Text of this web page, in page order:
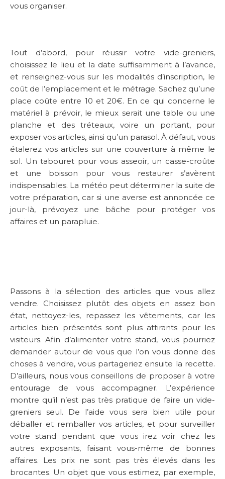
vous organiser.
Tout d’abord, pour réussir votre vide-greniers,
choisissez le lieu et la date suffisamment à l’avance,
et renseignez-vous sur les modalités d’inscription, le
coût de l’emplacement et le métrage. Sachez qu’une
place coûte entre 10 et 20€. En ce qui concerne le
matériel à prévoir, le mieux serait une table ou une
planche et des tréteaux, voire un portant, pour
exposer vos articles, ainsi qu’un parasol. À défaut, vous
étalerez vos articles sur une couverture à même le
sol. Un tabouret pour vous asseoir, un casse-croûte
et une boisson pour vous restaurer s’avèrent
indispensables. La météo peut déterminer la suite de
votre préparation, car si une averse est annoncée ce
jour-là, prévoyez une bâche pour protéger vos
affaires et un parapluie.
Passons à la sélection des articles que vous allez
vendre. Choisissez plutôt des objets en assez bon
état, nettoyez-les, repassez les vêtements, car les
articles bien présentés sont plus attirants pour les
visiteurs. Afin d’alimenter votre stand, vous pourriez
demander autour de vous que l’on vous donne des
choses à vendre, vous partageriez ensuite la recette.
D’ailleurs, nous vous conseillons de proposer à votre
entourage de vous accompagner. L’expérience
montre qu’il n’est pas très pratique de faire un vide-
greniers seul. De l’aide vous sera bien utile pour
déballer et remballer vos articles, et pour surveiller
votre stand pendant que vous irez voir chez les
autres exposants, faisant vous-même de bonnes
affaires. Les prix ne sont pas très élevés dans les
brocantes. Un objet que vous estimez, par exemple,